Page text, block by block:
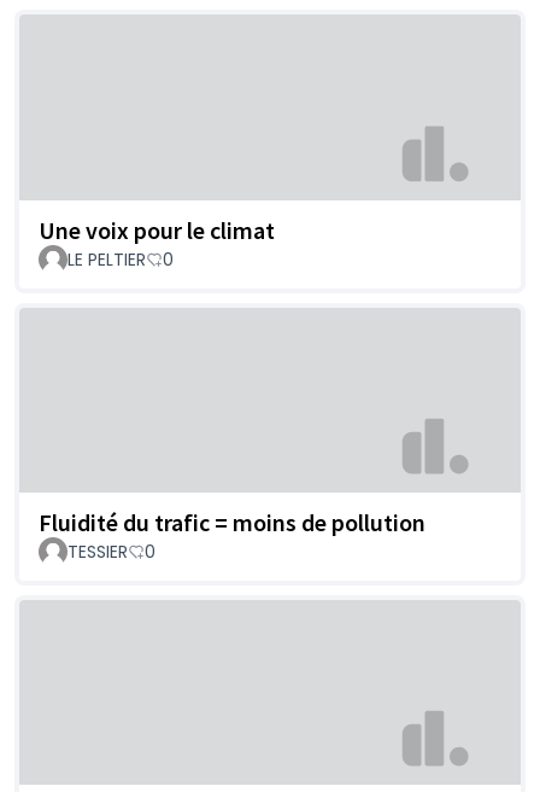
Une voix pour le climat
LE PELTIER 0
Fluidité du trafic = moins de pollution
TESSIER 0